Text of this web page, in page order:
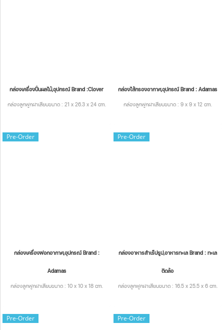
กล่องเครื่องปั่นผลไม้,อุปกรณ์ Brand :Clover
กล่องลูกฟูกฝาเสียบขนาด : 21 x 26.3 x 24 cm.
กล่องไส้กรองอากาศ,อุปกรณ์ Brand : Adamas
กล่องลูกฟูกฝาเสียบขนาด : 9 x 9 x 12 cm.
Pre-Order
กล่องเครื่องฟอกอากาศ,อุปกรณ์ Brand :
Adamas
กล่องลูกฟูกฝาเสียบขนาด : 10 x 10 x 18 cm.
Pre-Order
กล่องอาหารสำเร็ปรูป,อาหารทะเล Brand : ทะเล
ติดล้อ
กล่องลูกฟูกฝาเสียบขนาด : 16.5 x 25.5 x 6 cm.
Pre-Order Pre-Order